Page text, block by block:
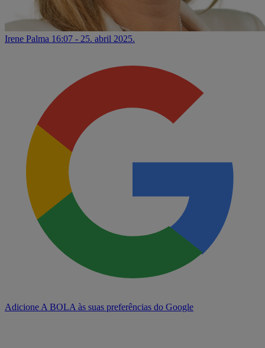
Irene Palma 16:07 - 25. abril 2025.
Adicione A BOLA às suas preferências do Google